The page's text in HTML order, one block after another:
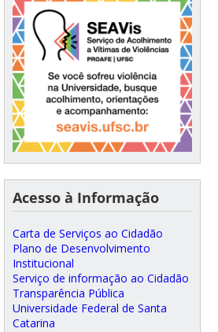
Acesso à Informação
Carta de Serviços ao Cidadão
Plano de Desenvolvimento
Institucional
Serviço de informação ao Cidadão
Transparência Pública
Universidade Federal de Santa
Catarina